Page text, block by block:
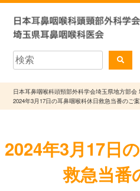
日本耳鼻咽喉科頭頸部外科学会埼玉県地方部会
2024年3月17日の耳鼻咽喉科休日救急当番のご
2024年3月17日
救急当番